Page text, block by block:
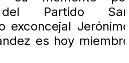
del Partido
exconcejal
es hoy